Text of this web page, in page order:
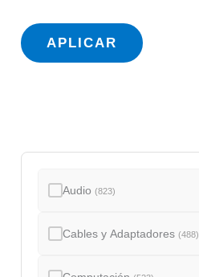
d
APLICAR
Audio(823)
Cables y Adaptadores(488)